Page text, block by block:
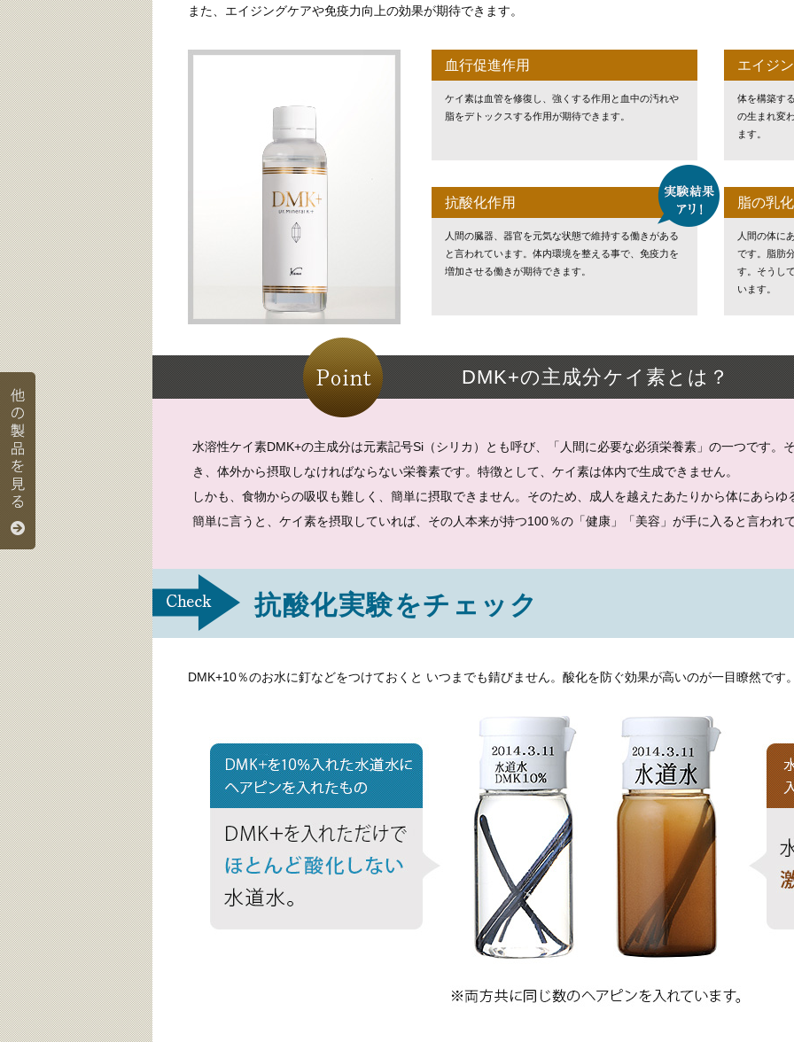
また、エイジングケアや免疫力向上の効果が期待できます。
血行促進作用
ケイ素は血管を修復し、強くする作用と血中の汚れや
脂をデトックスする作用が期待できます。
エイジ
体を構築す
の生まれ変
ます。
抗酸化作用
人間の臓器、器官を元気な状態で維持する働きがある
と言われています。体内環境を整える事で、免疫力を
増加させる働きが期待できます。
脂の乳化
人間の体に
です。脂肪
す。そうし
います。
DMK+の主成分ケイ素とは？
水溶性ケイ素DMK+の主成分は元素記号Si（シリカ）とも呼び、「人間に必要な必須栄養素」の一つです。
き、体外から摂取しなければならない栄養素です。特徴として、ケイ素は体内で生成できません。
しかも、食物からの吸収も難しく、簡単に摂取できません。そのため、成人を越えたあたりから体にあら
簡単に言うと、ケイ素を摂取していれば、その人本来が持つ100％の「健康」「美容」が手に入ると言われ
抗酸化実験をチェック
DMK+10％のお水に釘などをつけておくと いつまでも錆びません。酸化を防ぐ効果が高いのが一目瞭然です